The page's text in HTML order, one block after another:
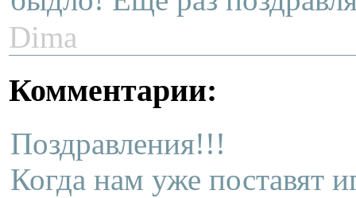
Dima
Комментарии:
Поздравления!!!
Когда нам уже поставят